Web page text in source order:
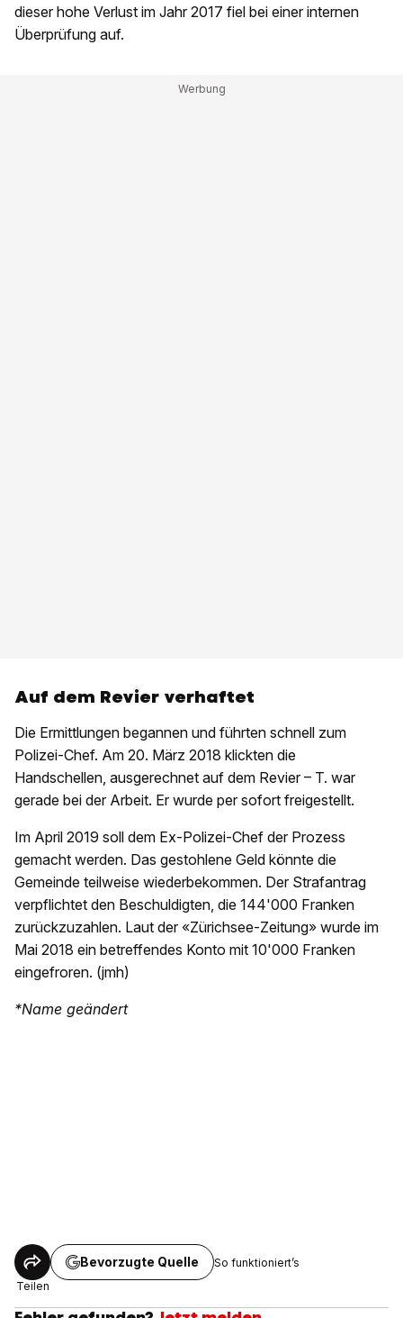
dieser hohe Verlust im Jahr 2017 fiel bei einer internen
Überprüfung auf.
Auf dem Revier verhaftet
Die Ermittlungen begannen und führten schnell zum
Polizei-Chef. Am 20. März 2018 klickten die
Handschellen, ausgerechnet auf dem Revier – T. war
gerade bei der Arbeit. Er wurde per sofort freigestellt.
Im April 2019 soll dem Ex-Polizei-Chef der Prozess
gemacht werden. Das gestohlene Geld könnte die
Gemeinde teilweise wiederbekommen. Der Strafantrag
verpflichtet den Beschuldigten, die 144'000 Franken
zurückzuzahlen. Laut der «Zürichsee-Zeitung» wurde im
Mai 2018 ein betreffendes Konto mit 10'000 Franken
eingefroren. (jmh)
*Name geändert
Teilen
Bevorzugte Quelle So funktioniert’s